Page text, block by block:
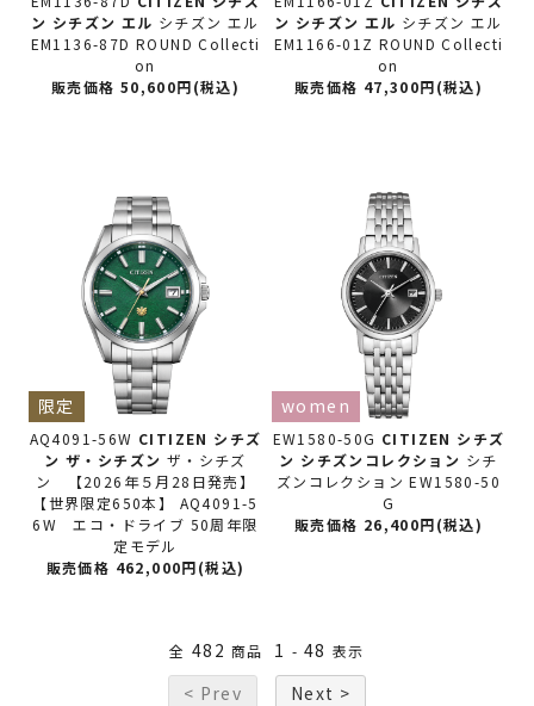
ン シチズン エル シチズン エル
EM1136-87D ROUND Collecti
on
販売価格 50,600円(税込)
ン シチズン エル シチズン エル
EM1166-01Z ROUND Collecti
on
販売価格 47,300円(税込)
AQ4091-56W CITIZEN シチズ
ン ザ・シチズン ザ・シチズ
ン 【2026年５月28日発売】
【世界限定650本】 AQ4091-5
6W エコ・ドライブ 50周年限
定モデル
限定
販売価格 462,000円(税込)
EW1580-50G CITIZEN シチズ
ン シチズンコレクション シチ
ズンコレクション EW1580-50
G
women
販売価格 26,400円(税込)
全 482 商品 1 - 48 表示
< Prev Next >